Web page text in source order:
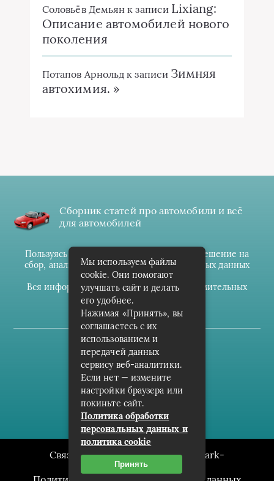
Соловьёв Демьян к записи Lixiang:
Описание автомобилей нового
поколения
Потапов Арнольд к записи Зимняя
автохимия. »
Сборник статей про автомобили и всё
для автомобилей
Пользуясь данным ресурсом вы даёте разрешение на
сбор, анализ и хранение своих персональных данных
согласноПравилам
Вся информация предоставлена в ознакомительных
целях.
(c) cpark-avto.ru
Карта сайта
О проекте
Архив
Связаться с редакцией сайта: cpark-
avto.ru@mailwebsite.ru
Мы используем файлы
cookie. Они помогают
улучшать сайт и делать
его удобнее.
Нажимая «Принять», вы
соглашаетесь с их
использованием и
передачей данных
сервису веб-аналитики.
Если нет — измените
настройки браузера или
покиньте сайт.
Политика обработки
персональных данных и
политика cookie
Принять